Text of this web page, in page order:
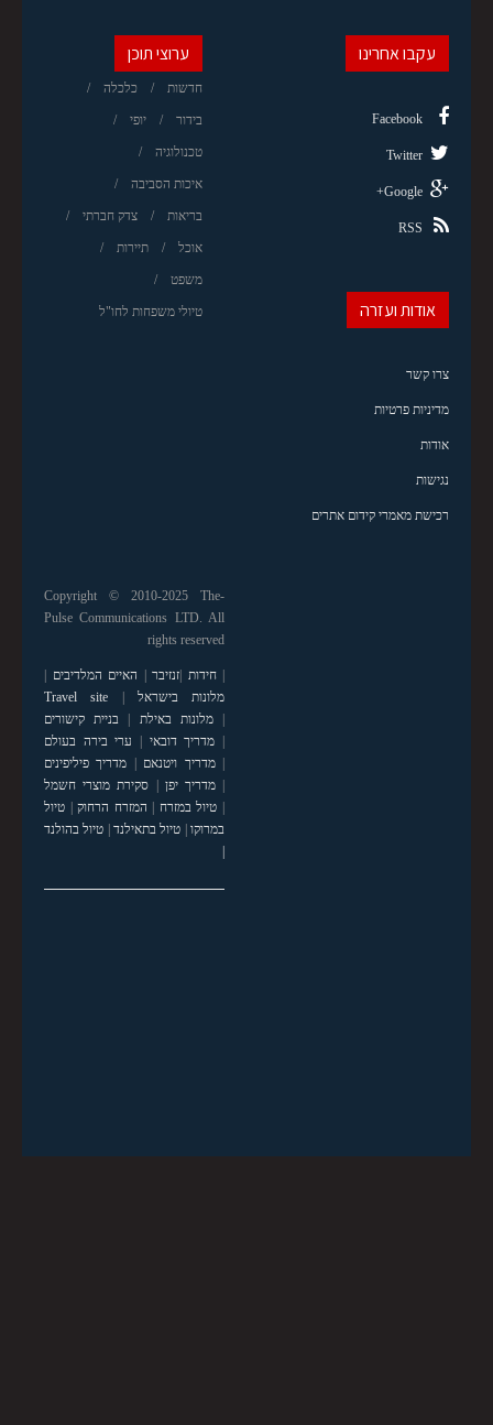
ערוצי תוכן
חדשות כלכלה
בידור יופי
טכנולוגיה
איכות הסביבה
בריאות צדק חברתי
אוכל תיירות
משפט
טיולי משפחות לחו"ל
עקבו אחרינו
Facebook
Twitter
Google+
RSS
אודות ועזרה
צרו קשר
מדיניות פרטיות
אודות
נגישות
רכישת מאמרי קידום אתרים
Copyright © 2010-2025 The-
Pulse Communications LTD. All
rights reserved
|חידות |זנזיבר | האיים המלדיבים |
מלונות בישראל |
Travel site
|מלונות באילת | בניית קישורים
| מדריך דובאי | ערי בירה בעולם
|מדריך ויטנאם | מדריך פיליפינים
|מדריך יפן | סקירת מוצרי חשמל
| טיול במזרח | המזרח הרחוק| טיול
במרוקו| טיול בתאילנד| טיול בהולנד
|